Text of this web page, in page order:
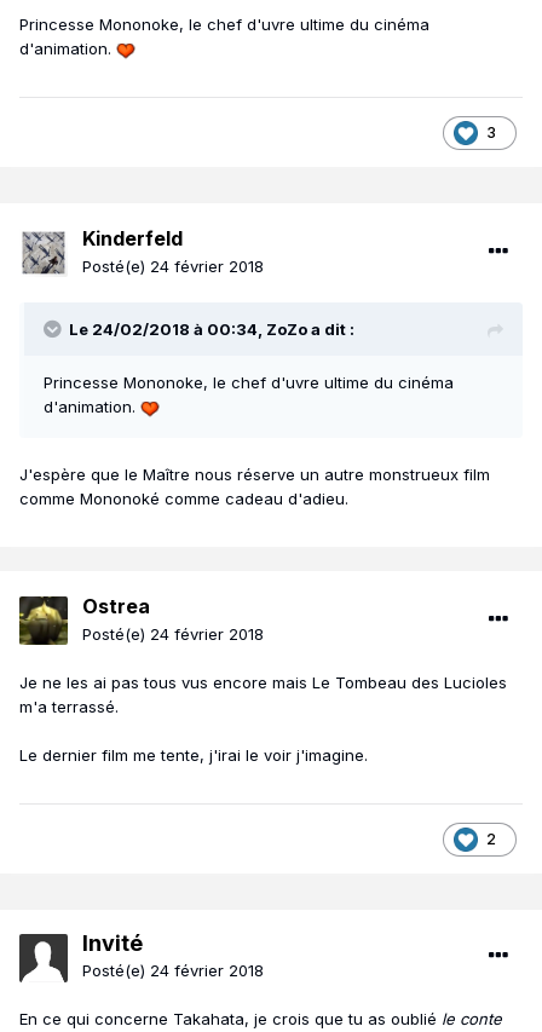
Princesse Mononoke, le chef d'uvre ultime du cinéma
d'animation.
3
Kinderfeld
Posté(e) 24 février 2018
Le 24/02/2018 à 00:34, ZoZo a dit :
Princesse Mononoke, le chef d'uvre ultime du cinéma
d'animation.
J'espère que le Maître nous réserve un autre monstrueux film
comme Mononoké comme cadeau d'adieu.
Ostrea
Posté(e) 24 février 2018
Je ne les ai pas tous vus encore mais Le Tombeau des Lucioles
m'a terrassé.
Le dernier film me tente, j'irai le voir j'imagine.
2
Invité
Posté(e) 24 février 2018
En ce qui concerne Takahata, je crois que tu as oublié le conte